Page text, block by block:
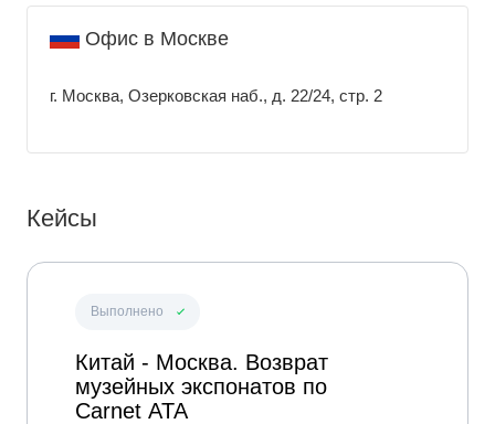
Офис в Москве
г. Москва, Озерковская наб., д. 22/24, стр. 2
Кейсы
Выполнено
Китай - Москва. Возврат
музейных экспонатов по
Carnet ATA